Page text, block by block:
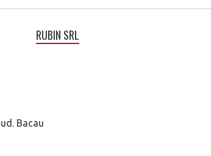
RUBIN SRL
Bacau